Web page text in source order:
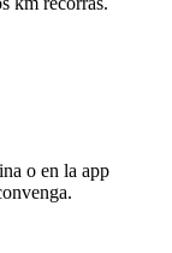
o en la app